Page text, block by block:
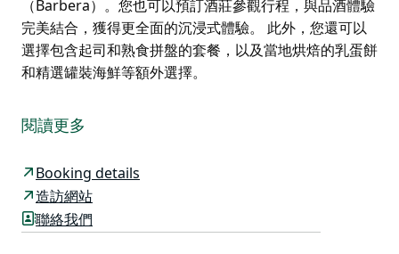
（Barbera）。您也可以預訂酒莊參觀行程，與品酒體驗
完美結合，獲得更全面的沉浸式體驗。 此外，您還可以
選擇包含起司和熟食拼盤的套餐，以及當地烘焙的乳蛋餅
和精選罐裝海鮮等額外選擇。
利特爾（Ian Little）和蘇珊娜·利特爾（Suzanne Little）
夫婦創立。他們擁有不同的釀酒背景，於2000年攜手合
小酒莊的酒窖位於布羅克（Broke）的釀酒廠內，距離波
科爾賓（Pokolbin）僅15分鐘車程。布羅克是一個風景
優美的小鎮，非常值得一遊。
閱讀更多
Booking details
造訪網站
聯絡我們